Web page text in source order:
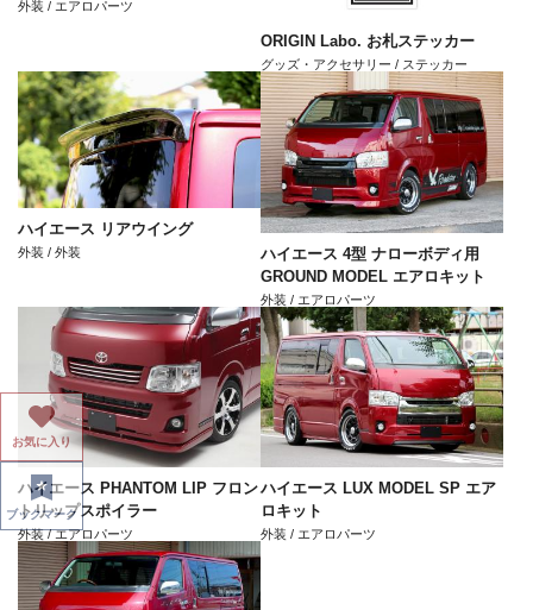
外装 / エアロパーツ
ORIGIN Labo. お札ステッカー
グッズ・アクセサリー / ステッカー
ハイエース リアウイング
外装 / 外装
ハイエース 4型 ナローボディ用
GROUND MODEL エアロキット
外装 / エアロパーツ
ハイエース PHANTOM LIP フロン
トリップスポイラー
外装 / エアロパーツ
ハイエース LUX MODEL SP エア
ロキット
外装 / エアロパーツ
お気に入り
ブックマーク